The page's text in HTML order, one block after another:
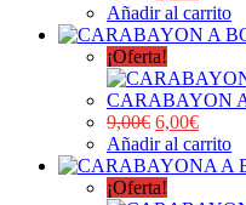
Añadir al carrito
¡Oferta!
CARABAYON
9,00€ 6,00€
Añadir al carrito
¡Oferta!